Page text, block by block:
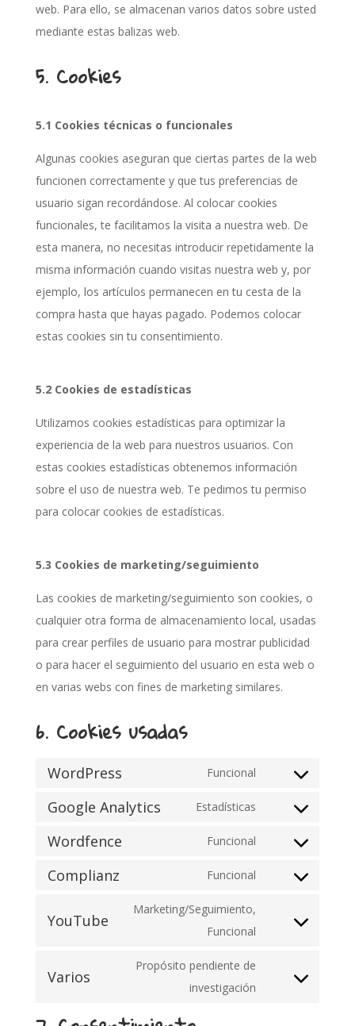
web. Para ello, se almacenan varios datos sobre usted
mediante estas balizas web.
5. Cookies
5.1 Cookies técnicas o funcionales
Algunas cookies aseguran que ciertas partes de la web
funcionen correctamente y que tus preferencias de
usuario sigan recordándose. Al colocar cookies
funcionales, te facilitamos la visita a nuestra web. De
esta manera, no necesitas introducir repetidamente la
misma información cuando visitas nuestra web y, por
ejemplo, los artículos permanecen en tu cesta de la
compra hasta que hayas pagado. Podemos colocar
estas cookies sin tu consentimiento.
5.2 Cookies de estadísticas
Utilizamos cookies estadísticas para optimizar la
experiencia de la web para nuestros usuarios. Con
estas cookies estadísticas obtenemos información
sobre el uso de nuestra web. Te pedimos tu permiso
para colocar cookies de estadísticas.
5.3 Cookies de marketing/seguimiento
Las cookies de marketing/seguimiento son cookies, o
cualquier otra forma de almacenamiento local, usadas
para crear perfiles de usuario para mostrar publicidad
o para hacer el seguimiento del usuario en esta web o
en varias webs con fines de marketing similares.
6. Cookies usadas
WordPress Funcional
Consent
wordpress
Google Analytics Estadísticas
Consent
google-
Wordfence Funcional
Consent
wordfence
Complianz Funcional
Consent
service
YouTube
Marketing/Seguimiento,
Funcional
Consent
service
Varios
Propósito pendiente de
investigación
Consent